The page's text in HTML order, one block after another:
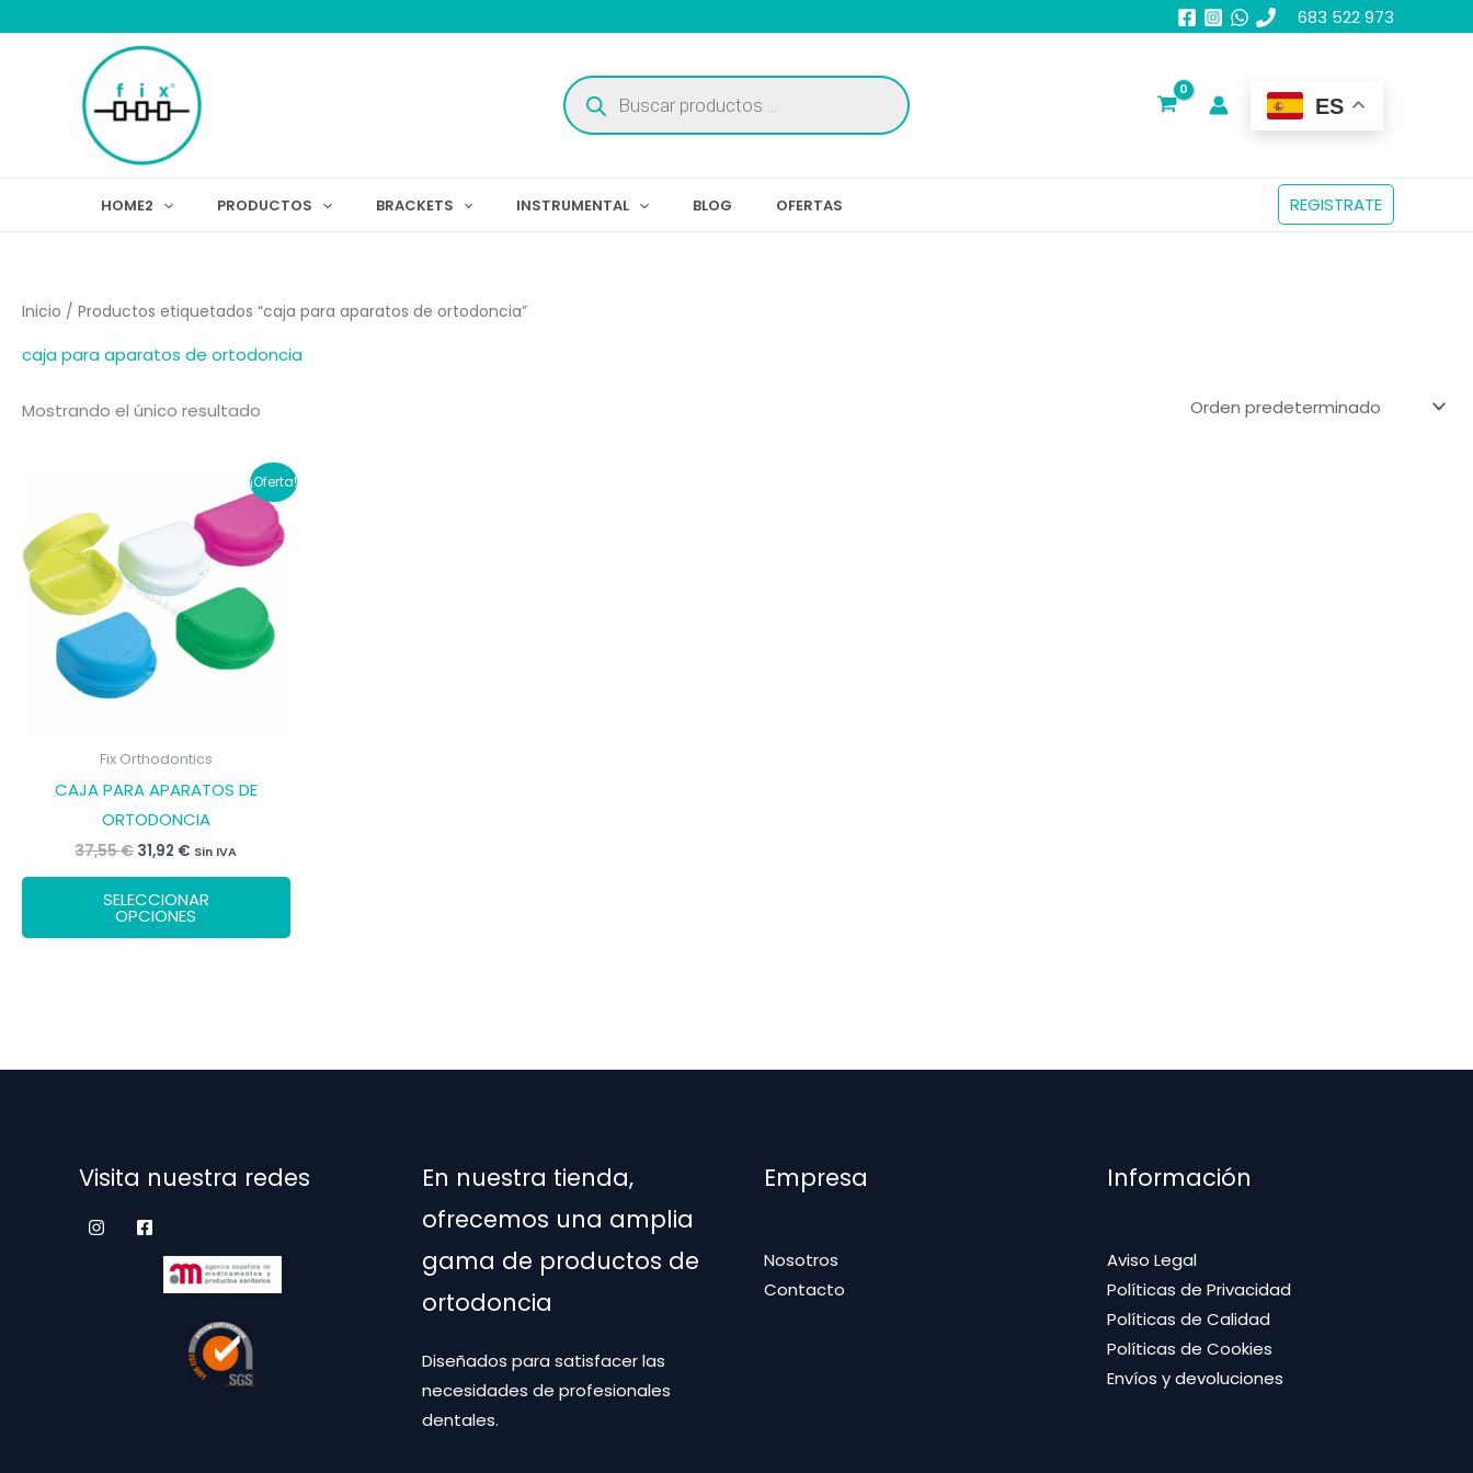
683 522 973
Búsqueda
de
productos ES
HOME2 PRODUCTOS BRACKETS INSTRUMENTAL BLOG OFERTAS REGISTRATE
Inicio / Productos etiquetados “caja para aparatos de ortodoncia”
caja para aparatos de ortodoncia
Mostrando el único resultado
¡Oferta!
Fix Orthodontics
CAJA PARA APARATOS DE
ORTODONCIA
37,55€El
era:
37,55 €.
31,92 € El
es:
31,92 €.
Sin IVA
SELECCIONAR
OPCIONES
Este
tiene
en
Visita nuestra redes
En nuestra tienda,
ofrecemos una amplia
gama de productos de
ortodoncia
Diseñados para satisfacer las
necesidades de profesionales
dentales.
Empresa
Nosotros
Contacto
Información
Aviso Legal
Políticas de Privacidad
Políticas de Calidad
Políticas de Cookies
Envíos y devoluciones